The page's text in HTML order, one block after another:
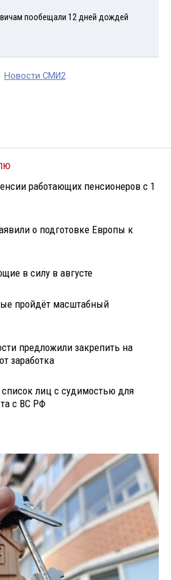
пообещали 12 дней дождей
Новости СМИ2
работающих пенсионеров с 1
о подготовке Европы к
в силу в августе
пройдёт масштабный
предложили закрепить на
заработка
лиц с судимостью для
с ВС РФ